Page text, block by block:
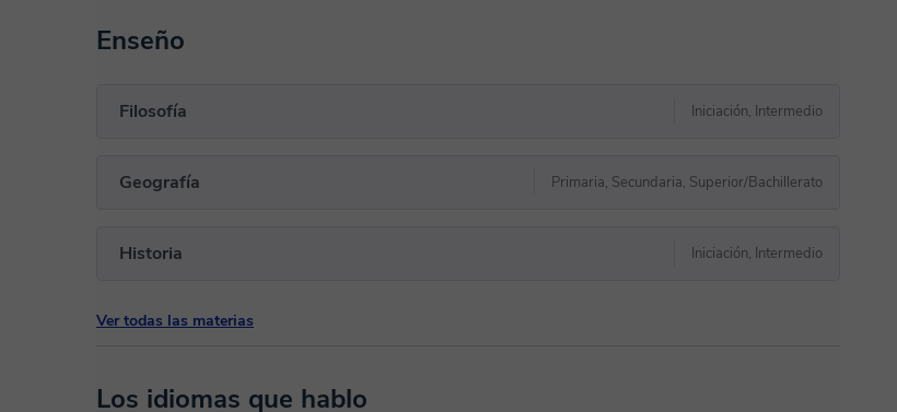
Enseño
Filosofía Iniciación, Intermedio
Geografía Primaria, Secundaria, Superior/Bachillerato
Historia Iniciación, Intermedio
Ver todas las materias
Los idiomas que hablo